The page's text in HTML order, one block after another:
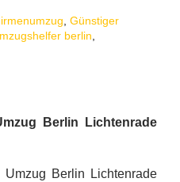
Günstiger
berlin
Berlin Lichtenrade
Berlin Lichtenrade